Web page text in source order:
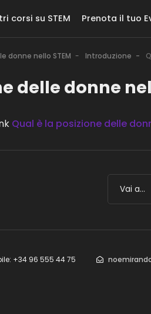
corsi su STEM Prenota il tuo
donne nello STEM Introduzione
delle donne
Qual è la posizione delle
+34 96 555 44 75